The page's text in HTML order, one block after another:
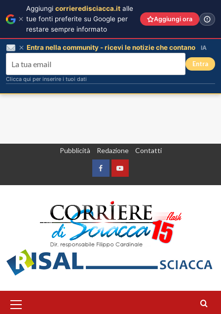
Pubblicità Redazione Contatti
FacebookYountube
principale
Aggiungi corrieredisciacca.it alle
tue fonti preferite su Google per
restare sempre informato
Aggiungi ora
Entra nella community - ricevi le notizie che contano IA
Entra
Clicca qui per inserire i tuoi dati